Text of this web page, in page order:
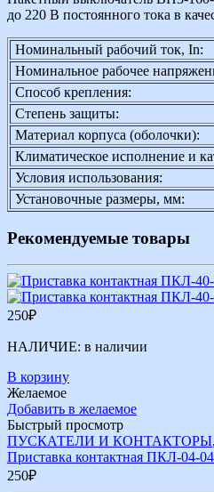
до 220 В постоянного тока в
Номинальный рабочий ток, In:
Номинальное рабочее
Способ крепления:
Степень защиты:
Материал корпуса (оболочки):
Климатическое исполнение и
Условия использования:
Установочные размеры, мм:
Рекомендуемые товары
250₽
НАЛИЧИЕ: в наличии
В корзину
Желаемое
Добавить в желаемое
Быстрый просмотр
ПУСКАТЕЛИ И КОНТАКТОРЫ,
Приставка контактная ПКЛ-04-
250₽